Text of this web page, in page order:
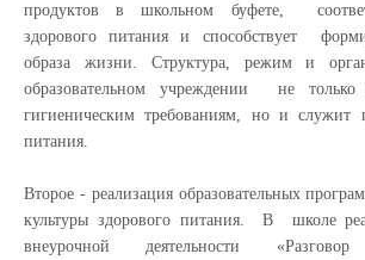
продуктов в школьном буфете,
здорового питания и способствует
образа жизни. Структура, режим и
образовательном учреждении не только
гигиеническим требованиям, но и служит
питания.
Второе - реализация образовательных
культуры здорового питания. В школе
внеурочной деятельности